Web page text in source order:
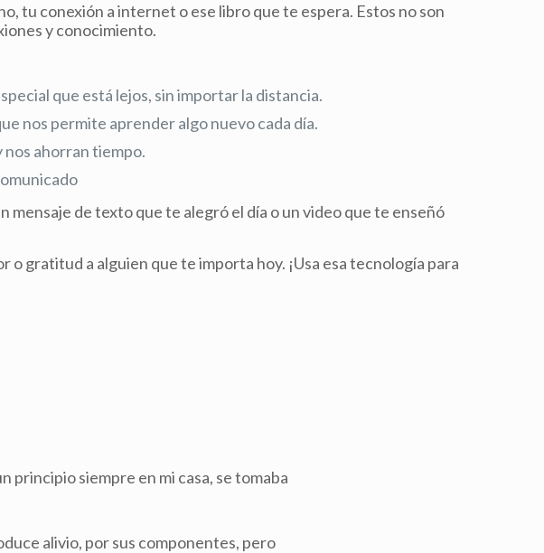
tu conexión a internet o ese libro que te espera. Estos no son
y conocimiento.
que está lejos, sin importar la distancia.
nos permite aprender algo nuevo cada día.
nos ahorran tiempo.
mensaje de texto que te alegró el día o un video que te enseñó
o gratitud a alguien que te importa hoy. ¡Usa esa tecnología para
principio siempre en mi casa, se tomaba
alivio, por sus componentes, pero